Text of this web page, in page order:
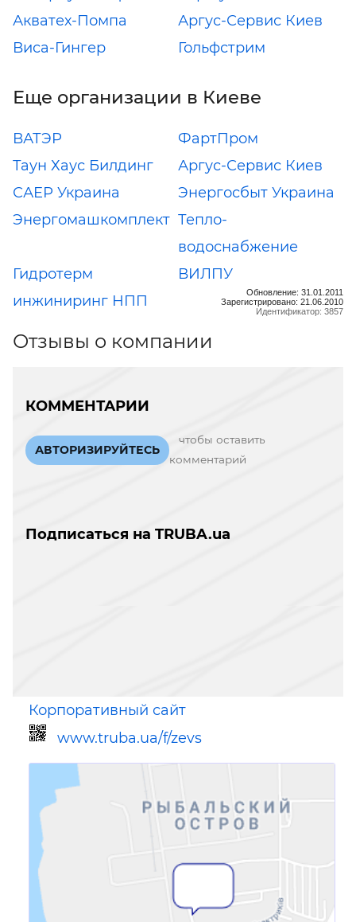
Акватех-Помпа
Аргус-Сервис Киев
Виса-Гингер
Гольфстрим
Еще организации в Киеве
ВАТЭР
ФартПром
Таун Хаус Билдинг
Аргус-Сервис Киев
САЕР Украина
Энергосбыт Украина
Энергомашкомплект Тепло-
водоснабжение
Гидротерм
инжиниринг НПП
ВИЛПУ
Обновление: 31.01.2011
Зарегистрировано: 21.06.2010
Идентификатор: 3857
Отзывы о компании
КОММЕНТАРИИ
АВТОРИЗИРУЙТЕСЬ
чтобы оставить
комментарий
Подписаться на TRUBA.ua
Корпоративный сайт
www.truba.ua/f/zevs
Ссылка для мобильных устройств